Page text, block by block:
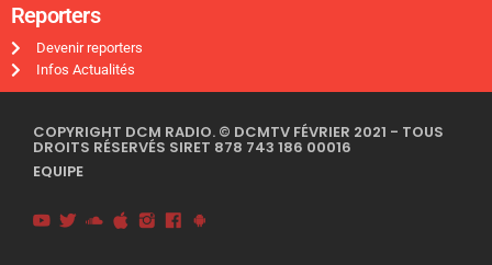
Reporters
Devenir reporters
Infos Actualités
COPYRIGHT DCM RADIO. © DCMTV FÉVRIER 2021 - TOUS
DROITS RÉSERVÉS SIRET 878 743 186 00016
EQUIPE